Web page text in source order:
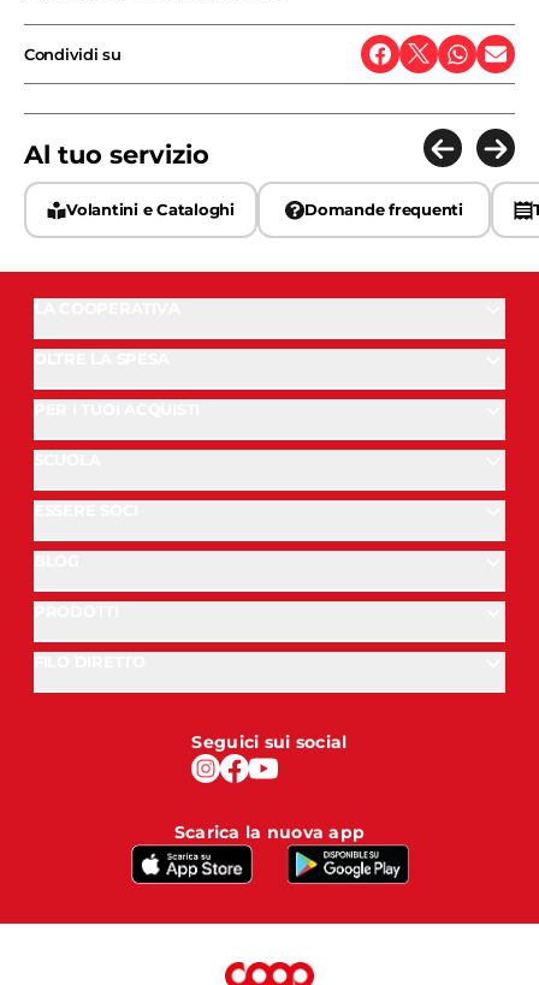
Condividi su
Al tuo servizio
Volantini e Cataloghi Domande frequenti
Seguici sui social
Scarica la nuova app